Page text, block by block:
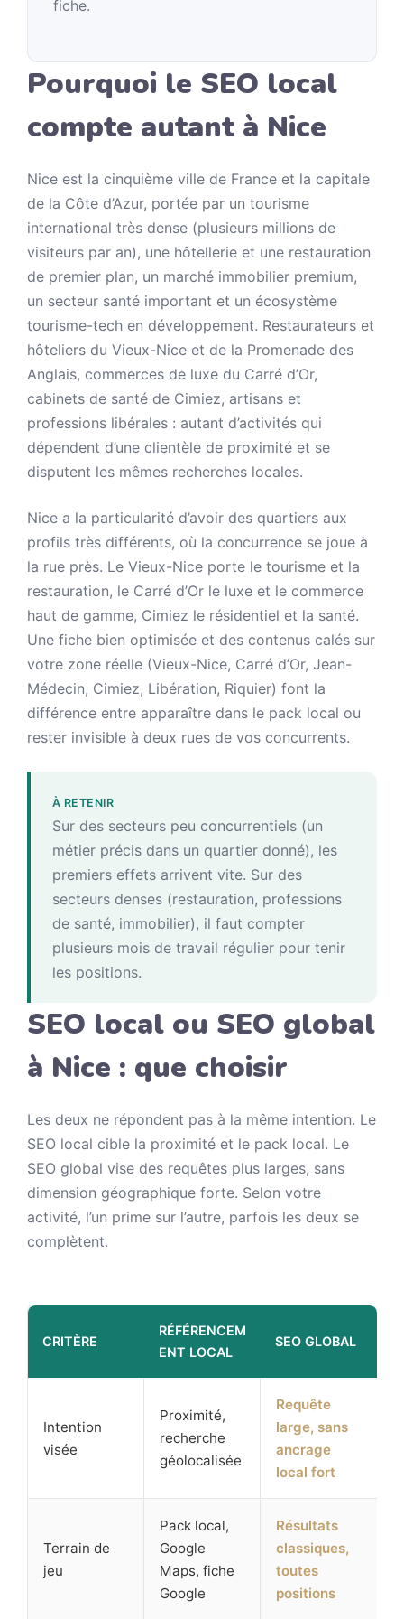
fiche.
Pourquoi le SEO local
compte autant à Nice
Nice est la cinquième ville de France et la capitale
de la Côte d’Azur, portée par un tourisme
international très dense (plusieurs millions de
visiteurs par an), une hôtellerie et une restauration
de premier plan, un marché immobilier premium,
un secteur santé important et un écosystème
tourisme-tech en développement. Restaurateurs et
hôteliers du Vieux-Nice et de la Promenade des
Anglais, commerces de luxe du Carré d’Or,
cabinets de santé de Cimiez, artisans et
professions libérales : autant d’activités qui
dépendent d’une clientèle de proximité et se
disputent les mêmes recherches locales.
Nice a la particularité d’avoir des quartiers aux
profils très différents, où la concurrence se joue à
la rue près. Le Vieux-Nice porte le tourisme et la
restauration, le Carré d’Or le luxe et le commerce
haut de gamme, Cimiez le résidentiel et la santé.
Une fiche bien optimisée et des contenus calés sur
votre zone réelle (Vieux-Nice, Carré d’Or, Jean-
Médecin, Cimiez, Libération, Riquier) font la
différence entre apparaître dans le pack local ou
rester invisible à deux rues de vos concurrents.
À RETENIR
Sur des secteurs peu concurrentiels (un
métier précis dans un quartier donné), les
premiers effets arrivent vite. Sur des
secteurs denses (restauration, professions
de santé, immobilier), il faut compter
plusieurs mois de travail régulier pour tenir
les positions.
SEO local ou SEO global
à Nice : que choisir
Les deux ne répondent pas à la même intention. Le
SEO local cible la proximité et le pack local. Le
SEO global vise des requêtes plus larges, sans
dimension géographique forte. Selon votre
activité, l’un prime sur l’autre, parfois les deux se
complètent.
CRITÈRE
RÉFÉRENCEM
ENT LOCAL
SEO GLOBAL
Intention
visée
Proximité,
recherche
géolocalisée
Requête
large, sans
ancrage
local fort
Terrain de
jeu
Pack local,
Google
Maps, fiche
Google
Résultats
classiques,
toutes
positions